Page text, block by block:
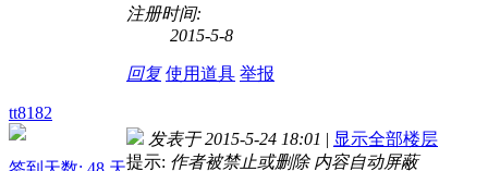
注册时间:
2015-5-8
回复 使用道具 举报
tt8182
发表于 2015-5-24 18:01 | 显示全部楼层
提示: 作者被禁止或删除 内容自动屏蔽